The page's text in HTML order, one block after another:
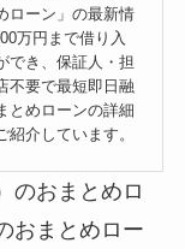
ローン」の最新情
万円まで借り入
でき、保証人・担
不要で最短即日融
とめローンの詳細
紹介しています。
のおまとめロ
おまとめロー